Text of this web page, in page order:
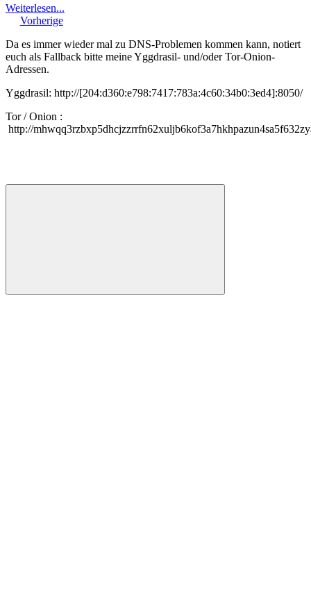
Weiterlesen...
Vorherige
Da es immer wieder mal zu DNS-Problemen kommen kann, notiert
euch als Fallback bitte meine Yggdrasil- und/oder Tor-Onion-
Adressen.
Yggdrasil: http://[204:d360:e798:7417:783a:4c60:34b0:3ed4]:8050/
Tor / Onion :
http://